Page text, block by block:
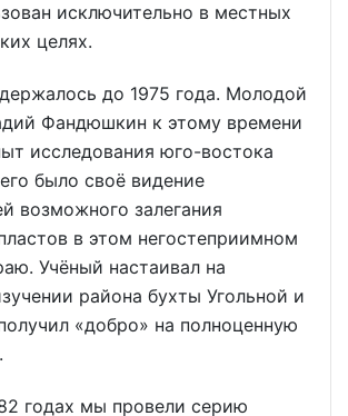
исключительно в местных
целях.
до 1975 года. Молодой
Фандюшкин к этому времени
исследования юго-востока
было своё видение
возможного залегания
в этом негостеприимном
Учёный настаивал на
района бухты Угольной и
«добро» на полноценную
годах мы провели серию